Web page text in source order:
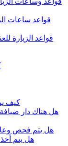
قواعد ساعات
قواعد الزيارة
كيف
هل هناك دار
هل يتم فحص
هل يتم